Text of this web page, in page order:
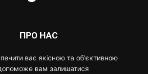
ПРО НАС
вас якісною та об'єктивною
вам залишатися